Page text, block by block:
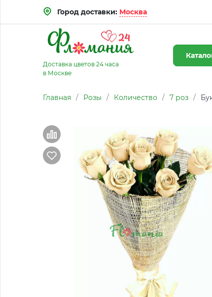
Город доставки: Москва
Доставка цветов 24 часа
в Москве
Главная / Розы / Количество / 7 роз /